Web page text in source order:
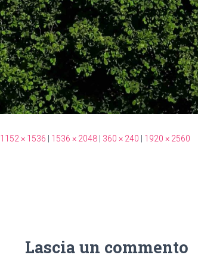
1152 × 1536 1536 × 2048 360 × 240 1920 × 2560
Lascia un commento